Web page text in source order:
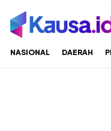
kausa
menuntaskan makna berita
NASIONAL DAERAH